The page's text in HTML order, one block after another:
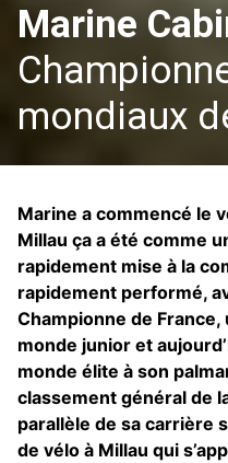
Marine
mondiaux
Marine a commencé le
Millau ça a été comme
rapidement mise à la
rapidement performé,
Championne de
monde junior et
monde élite à son
classement général de
parallèle de sa carrière
de vélo à Millau qui